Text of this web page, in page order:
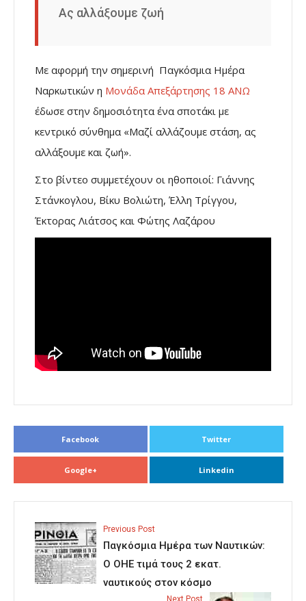
Ας αλλάξουμε ζωή
Με αφορμή την σημερινή Παγκόσμια Ημέρα
Ναρκωτικών η Μονάδα Απεξάρτησης 18 ΑΝΩ
έδωσε στην δημοσιότητα ένα σποτάκι με
κεντρικό σύνθημα «Μαζί αλλάζουμε στάση, ας
αλλάξουμε και ζωή».
Στο βίντεο συμμετέχουν οι ηθοποιοί: Γιάννης
Στάνκογλου, Βίκυ Βολιώτη, Έλλη Τρίγγου,
Έκτορας Λιάτσος και Φώτης Λαζάρου
Facebook Twitter
Google+ Linkedin
Previous Post
Παγκόσμια Ημέρα των Ναυτικών:
Ο ΟΗΕ τιμά τους 2 εκατ.
ναυτικούς στον κόσμο
Next Post